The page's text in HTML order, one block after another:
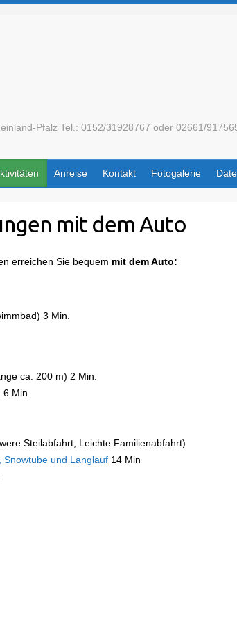
Pfalz Tel.: 0152/31928767 oder 02661/
Anreise Kontakt Fotogalerie
mit dem Auto
erreichen Sie bequem mit dem Auto:
3 Min.
ca. 200 m) 2 Min.
Min.
Steilabfahrt, Leichte Familienabfahrt)
Snowtube und Langlauf14 Min